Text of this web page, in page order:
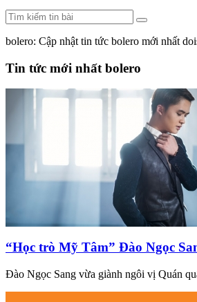
bolero: Cập nhật tin tức bolero mới nhất
Tin tức mới nhất bolero
“Học trò Mỹ Tâm” Đào Ngọc
Đào Ngọc Sang vừa giành ngôi vị Quán